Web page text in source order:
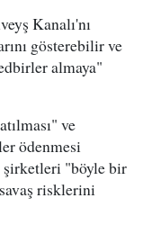
Kanalı'nı
gösterebilir ve
almaya"
ve
ödenmesi
"böyle bir
risklerini